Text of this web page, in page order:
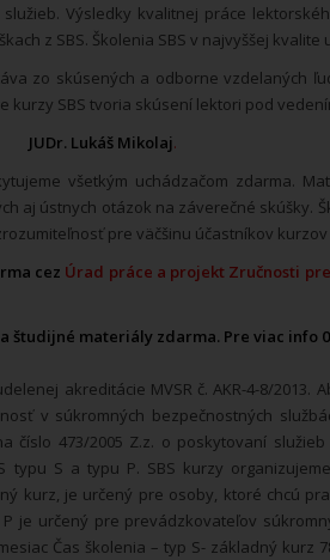
Výsledky kvalitnej práce
z SBS. Školenia SBS v najvyššej kvalite
zo skúsených a odborne vzdelaných
kurzy SBS tvoria skúsení lektori pod
JUDr. Lukáš Mikolaj.
všetkým uchádzačom zdarma.
aj ústnych otázok na záverečné skúšky.
pre väčšinu účastníkov kurzov
cez Úrad práce a projekt Zručnosti
študijné materiály zdarma. Pre viac info
akreditácie MVSR č. AKR-4-8/2013.
v súkromných bezpečnostných
číslo 473/2005 Z.z. o poskytovaní
typu S a typu P. SBS kurzy
kurz, je určený pre osoby, ktoré chcú
je určený pre prevádzkovateľov
Čas školenia – typ S- základný kurz